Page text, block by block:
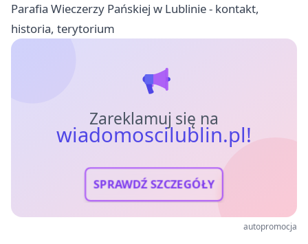
Parafia Wieczerzy Pańskiej w Lublinie - kontakt,
historia, terytorium
Zareklamuj się na
wiadomoscilublin.pl!
SPRAWDŹ SZCZEGÓŁY
autopromocja